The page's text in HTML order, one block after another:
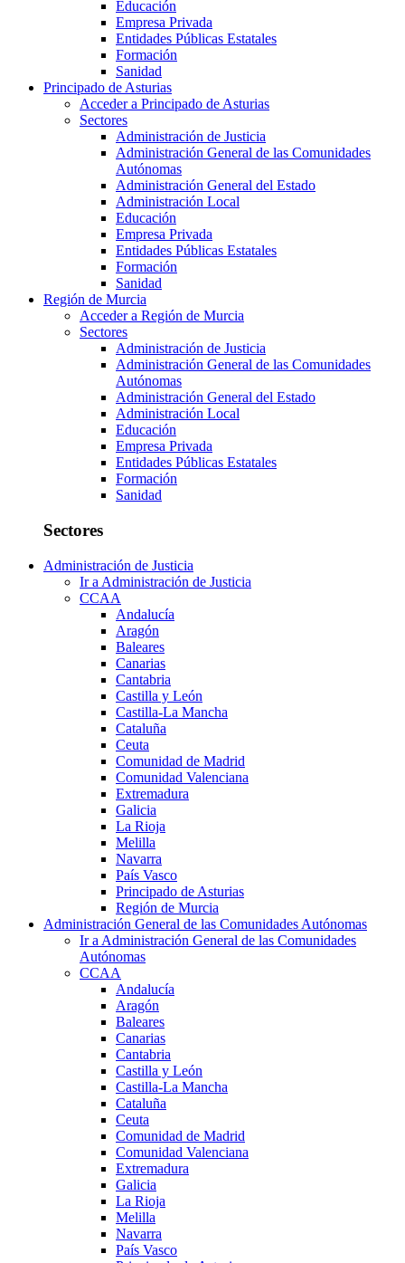
Educación
Empresa Privada
Entidades Públicas Estatales
Formación
Sanidad
Principado de Asturias
Acceder a Principado de Asturias
Sectores
Administración de Justicia
Administración General de las Comunidades
Autónomas
Administración General del Estado
Administración Local
Educación
Empresa Privada
Entidades Públicas Estatales
Formación
Sanidad
Región de Murcia
Acceder a Región de Murcia
Sectores
Administración de Justicia
Administración General de las Comunidades
Autónomas
Administración General del Estado
Administración Local
Educación
Empresa Privada
Entidades Públicas Estatales
Formación
Sanidad
Sectores
Administración de Justicia
Ir a Administración de Justicia
CCAA
Andalucía
Aragón
Baleares
Canarias
Cantabria
Castilla y León
Castilla-La Mancha
Cataluña
Ceuta
Comunidad de Madrid
Comunidad Valenciana
Extremadura
Galicia
La Rioja
Melilla
Navarra
País Vasco
Principado de Asturias
Región de Murcia
Administración General de las Comunidades Autónomas
Ir a Administración General de las Comunidades
Autónomas
CCAA
Andalucía
Aragón
Baleares
Canarias
Cantabria
Castilla y León
Castilla-La Mancha
Cataluña
Ceuta
Comunidad de Madrid
Comunidad Valenciana
Extremadura
Galicia
La Rioja
Melilla
Navarra
País Vasco